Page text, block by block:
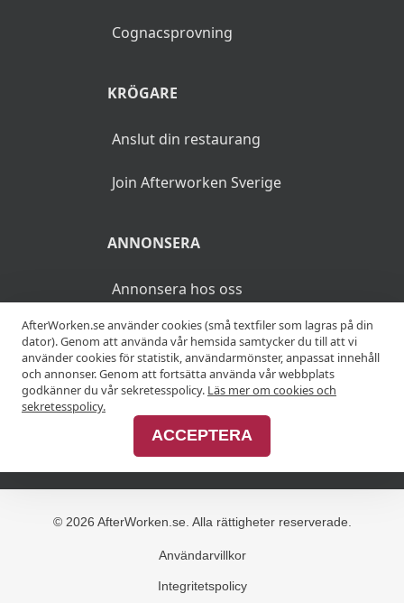
Cognacsprovning
KRÖGARE
Anslut din restaurang
Join Afterworken Sverige
ANNONSERA
Annonsera hos oss
Advertise with us
MER
Alla afterworker
© 2026 AfterWorken.se. Alla rättigheter reserverade.
Användarvillkor
Integritetspolicy
AfterWorken.se använder cookies (små textfiler som lagras på din
dator). Genom att använda vår hemsida samtycker du till att vi
använder cookies för statistik, användarmönster, anpassat innehåll
och annonser. Genom att fortsätta använda vår webbplats
godkänner du vår sekretesspolicy. Läs mer om cookies och
sekretesspolicy.
ACCEPTERA